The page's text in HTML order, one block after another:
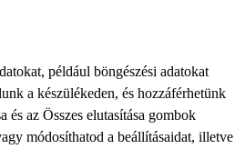
például böngészési adatokat
a készülékeden, és hozzáférhetünk
és az Összes elutasítása gombok
módosíthatod a beállításaidat, illetve